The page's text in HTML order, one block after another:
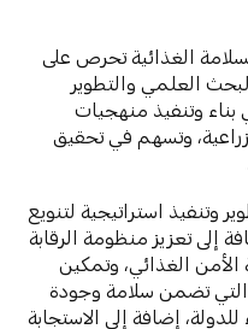
الغذائية تحرص على
العلمي والتطوير
بناء وتنفيذ منهجيات
وتسهم في تحقيق
وتنفيذ استراتيجية لتنويع
إلى تعزيز منظومة الرقابة
الغذائي، وتمكين
تضمن سلامة وجودة
إضافة إلى الاستجابة